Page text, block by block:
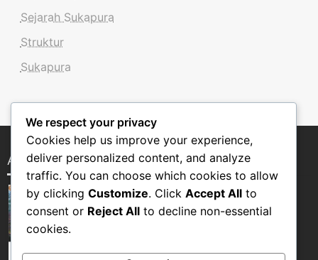
Sejarah Sukapura
Struktur
Sukapura
Album 2012 Masehi
We respect your privacy
Cookies help us improve your experience,
deliver personalized content, and analyze
traffic. You can choose which cookies to allow
by clicking Customize. Click Accept All to
consent or Reject All to decline non-essential
cookies.